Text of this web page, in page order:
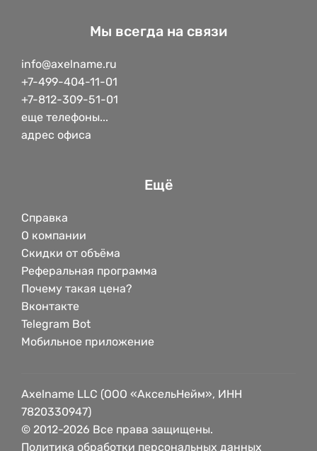
Мы всегда на связи
info@axelname.ru
+7-499-404-11-01
+7-812-309-51-01
еще телефоны...
адрес офиса
Ещё
Справка
О компании
Скидки от объёма
Реферальная программа
Почему такая цена?
Вконтакте
Telegram Bot
Мобильное приложение
Axelname LLC (ООО «АксельНейм», ИНН
7820330947)
© 2012-2026 Все права защищены.
Политика обработки персональных данных